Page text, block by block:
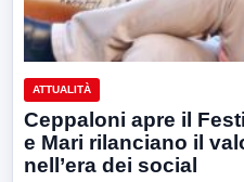
ATTUALITÀ
Ceppaloni apre il
e Mari rilanciano il
nell’era dei social